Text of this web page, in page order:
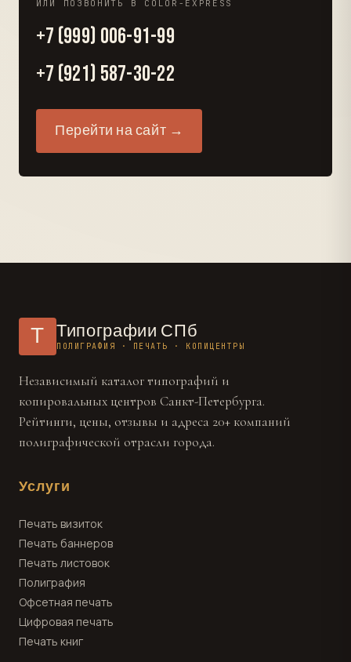
ИЛИ ПОЗВОНИТЬ В COLOR-EXPRESS
+7 (999) 006-91-99
+7 (921) 587-30-22
Перейти на сайт →
Т Типографии СПб
ПОЛИГРАФИЯ · ПЕЧАТЬ · КОПИЦЕНТРЫ
Независимый каталог типографий и
копировальных центров Санкт-Петербурга.
Рейтинги, цены, отзывы и адреса 20+ компаний
полиграфической отрасли города.
Услуги
Печать визиток
Печать баннеров
Печать листовок
Полиграфия
Офсетная печать
Цифровая печать
Печать книг